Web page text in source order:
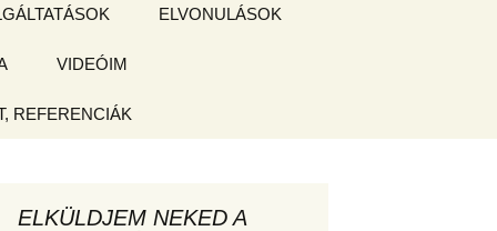
BOLT
ELVONULÁSOK
VIDEÓIM
REFERENCIÁK
ELKÜLDJEM NEKED A